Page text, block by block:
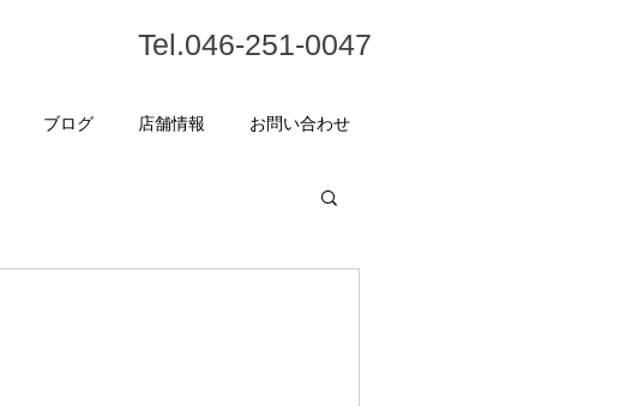
Tel.046-251-0047
ブログ 店舗情報 お問い合わせ